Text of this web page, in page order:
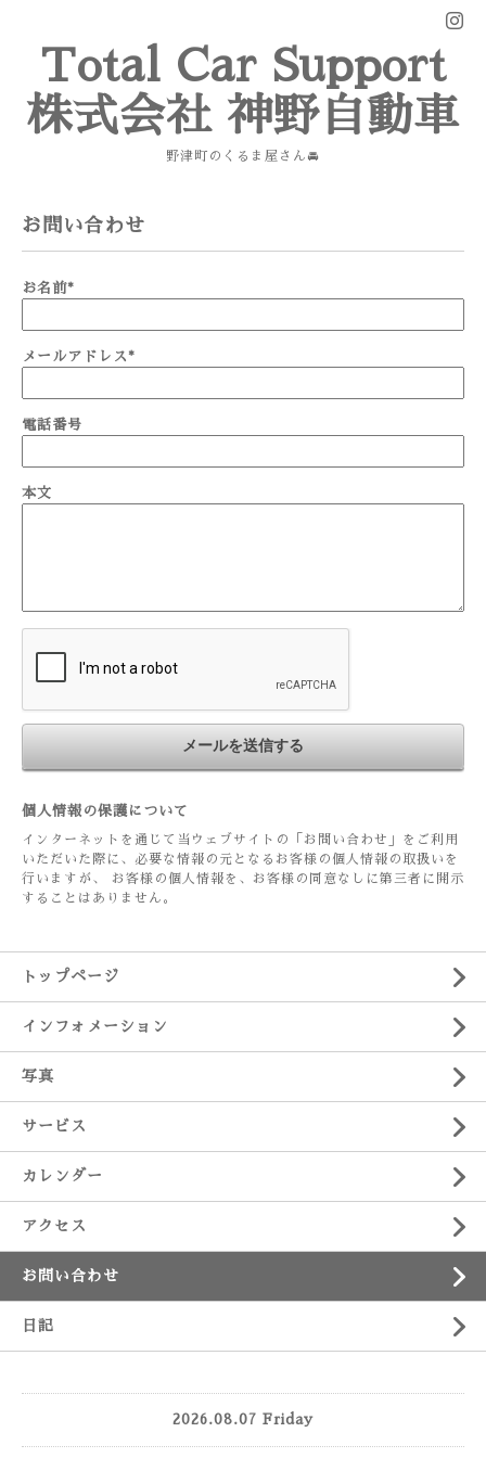
Total Car Support
株式会社 神野自動車
野津町のくるま屋さん🚘
お問い合わせ
お名前*
メールアドレス*
電話番号
本文
個人情報の保護について
インターネットを通じて当ウェブサイトの「お問い合わせ」をご利用
いただいた際に、必要な情報の元となるお客様の個人情報の取扱いを
行いますが、 お客様の個人情報を、お客様の同意なしに第三者に開示
することはありません。
トップページ
インフォメーション
写真
サービス
カレンダー
アクセス
お問い合わせ
日記
2026.08.07 Friday